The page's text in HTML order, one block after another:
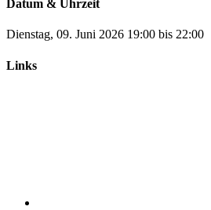
Datum & Uhrzeit
Dienstag, 09. Juni 2026 19:00 bis 22:00
Links